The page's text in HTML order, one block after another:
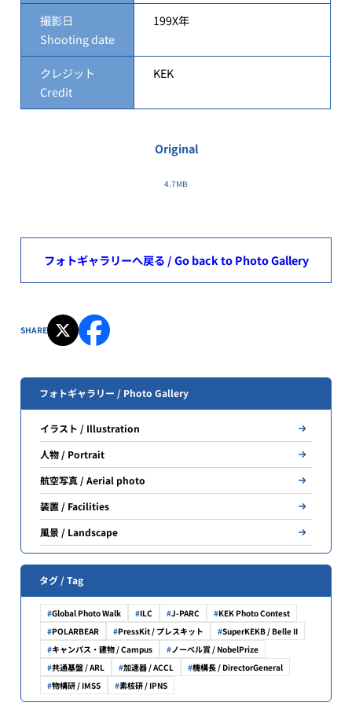
撮影日
Shooting date
199X年
クレジット
Credit
KEK
Original
4.7MB
フォトギャラリーへ戻る / Go back to Photo Gallery
SHARE
フォトギャラリー / Photo Gallery
イラスト / Illustration
人物 / Portrait
航空写真 / Aerial photo
装置 / Facilities
風景 / Landscape
タグ / Tag
Global Photo Walk ILC J-PARC
KEK Photo Contest
POLARBEAR
PressKit / プレスキット
SuperKEKB / Belle II
キャンパス・建物 / Campus
ノーベル賞 / NobelPrize
共通基盤 / ARL
加速器 / ACCL
機構長 / DirectorGeneral
物構研 / IMSS
素核研 / IPNS